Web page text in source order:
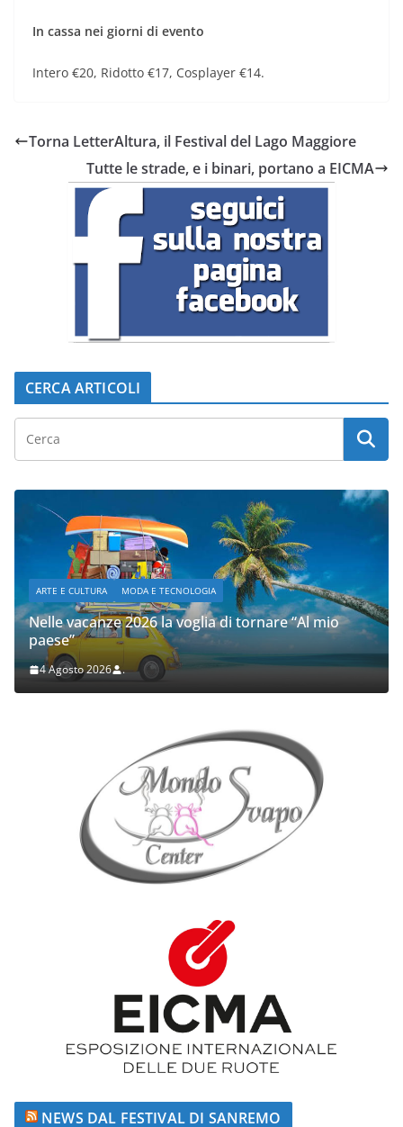
In cassa nei giorni di evento
Intero €20, Ridotto €17, Cosplayer €14.
Torna LetterAltura, il Festival del Lago Maggiore
Tutte le strade, e i binari, portano a EICMA
CERCA ARTICOLI
ARTE E CULTURA MODA E TECNOLOGIA
Nelle vacanze 2026 la voglia di tornare “Al mio
paese”
4 Agosto 2026 .
NEWS DAL FESTIVAL DI SANREMO